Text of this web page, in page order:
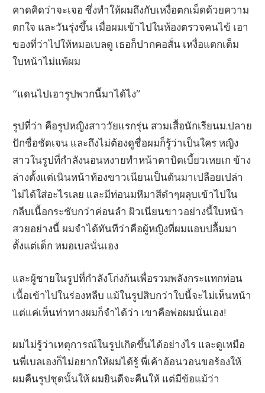
คาดคิดว่าจะเจอ ซึ่งทำให้ผมถึงกับเหงื่อตกเม็ดด้วยความ
ตกใจ และวันรุ่งขึ้น เมื่อผมเข้าไปในห้องตรวจคนไข้ เอา
ของที่ว่าไปให้หมอเบลดู เธอก็ปากคอสั่น เหงื่อแตกเต็ม
ใบหน้าไม่แพ้ผม
“แดนไปเอารูปพวกนี้มาได้ไง”
รูปที่ว่า คือรูปหญิงสาววัยแรกรุ่น สวมเสื้อนักเรียนม.ปลาย
ปักชื่อชัดเจน และถึงไม่ต้องดูชื่อผมก็รู้ว่าเป็นใคร หญิง
สาวในรูปที่กำลังนอนหงายทำหน้าตาบิดเบี้ยวเหยเก ข้าง
ล่างตั้งแต่เนินหน้าท้องขาวเนียนเป็นต้นมาเปลือยเปล่า
ไม่ได้ใส่อะไรเลย และมีท่อนมหึมาสีดำๆผลุบเข้าไปใน
กลีบเนื้อกระชับกว่าค่อนลำ ผิวเนียนขาวอย่างนี้ใบหน้า
สวยอย่างนี้ ผมจำได้ทันทีว่าคือผู้หญิงที่ผมแอบปลื้มมา
ตั้งแต่เด็ก หมอเบลนั่นเอง
และผู้ชายในรูปที่กำลังโก่งก้นเพื่อรวมพลังกระแทกท่อน
เนื้อเข้าไปในร่องหลืบ แม้ในรูปสิบกว่าใบนี้จะไม่เห็นหน้า
แต่แค่เห็นท่าทางผมก็จำได้ว่า เขาคือพ่อผมนั่นเอง!
ผมไม่รู้ว่าเหตุการณ์ในรูปเกิดขึ้นได้อย่างไร และดูเหมือ
นพี่เบลเองก็ไม่อยากให้ผมได้รู้ พี่เค้าอ้อนวอนขอร้องให้
ผมคืนรูปชุดนั้นให้ ผมยินดีจะคืนให้ แต่มีข้อแม้ว่า